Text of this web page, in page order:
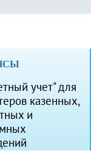
учет" для
казенных,
и